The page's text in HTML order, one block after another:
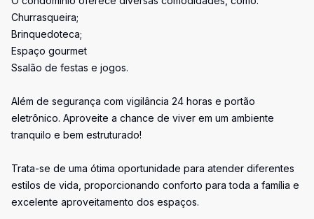
Churrasqueira;
Brinquedoteca;
Espaço gourmet
Ssalão de festas e jogos.
Além de segurança com vigilância 24 horas e portão
eletrônico. Aproveite a chance de viver em um ambiente
tranquilo e bem estruturado!
Trata-se de uma ótima oportunidade para atender diferentes
estilos de vida, proporcionando conforto para toda a família e
excelente aproveitamento dos espaços.